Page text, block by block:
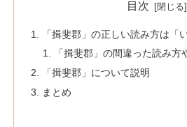
目次
「揖斐郡」の正しい読み方は「
「揖斐郡」の間違った読み
「揖斐郡」について説明
まとめ